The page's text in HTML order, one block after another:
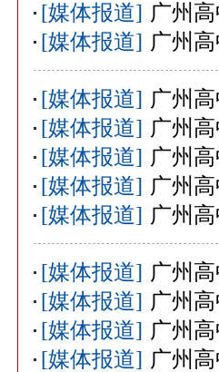
[媒体报道] 广州
[媒体报道] 广州
[媒体报道] 广州
[媒体报道] 广州
[媒体报道] 广州
[媒体报道] 广州
[媒体报道] 广州
[媒体报道] 广州
[媒体报道] 广州
[媒体报道] 广州
[媒体报道] 广州